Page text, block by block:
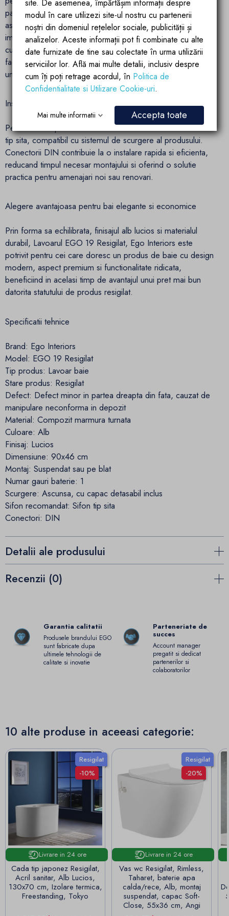
pastrand un aspect ordonat si functional. Scurgerea este
ascunsa sub un capac detasabil inclus, detaliu care
imbunatateste estetica generala si contribuie la o imagine
curata, fara elemente tehnice vizibile. Capacul detasabil
faciliteaza accesul pentru curatare, ajutand la mentinerea
unei igiene corespunzatoare in zona de scurgere.
Instalare practica si compatibilitate cu sifon tip sita
Pentru acest tip de lavoar se recomanda utilizarea unui sifon
tip sita, compatibil cu sistemul de scurgere al produsului.
Conectorii DIN contribuie la o instalare rapida si eficienta,
reducand timpul necesar montajului si oferind o solutie
practica pentru amenajari noi sau renovari.
Alegere avantajoasa pentru bai elegante si economice
Prin forma sa echilibrata, finisajul alb lucios si materialul
durabil, Lavoarul EGO 19 Resigilat, Ego Interiors este
potrivit pentru cei care doresc un produs de baie cu design
modern, aspect premium si functionalitate ridicata,
beneficiind in acelasi timp de avantajul unui pret mai bun
datorita statutului de produs resigilat.
Specificatii tehnice
Brand: Ego Interiors
Model: EGO 19 Resigilat
Tip produs: Lavoar baie
Stare produs: Resigilat
Defect: Defect minor in partea dreapta din fata, cauzat de
manipulare neconforma in depozit
Material: Compozit marmura turnata
Culoare: Alb
Finisaj: Lucios
Dimensiune: 90x46 cm
Montaj: Suspendat sau pe blat
Numar gauri baterie: 1
Scurgere: Ascunsa, cu capac detasabil inclus
Sifon recomandat: Sifon tip sita
Conectori: DIN
Detalii ale produsului
Recenzii (0)
Garantia calitatii
Produsele brandului EGO
sunt fabricate dupa
ultimele tehnologii de
calitate si inovatie
Parteneriate de
succes
Account manager
pregatit si dedicat
partenerilor si
colaboratorilor
10 alte produse in aceeasi categorie:
Resigilat
-10%
Livrare in 24 ore
Cada tip japonez Resigilat,
Acril sanitar, Alb Lucios,
130x70 cm, Izolare termica,
Freestanding, Tokyo
Resigilat
-20%
Livrare in 24 ore
Vas wc Resigilat, Rimless,
Taharet, baterie apa
calda/rece, Alb, montaj
suspendat, capac Soft-
Close, 55x36 cm, Angi
site. De asemenea, împărtășim informații despre
modul în care utilizezi site-ul nostru cu partenerii
noștri din domeniul rețelelor sociale, publicității și
analizelor. Aceste informații pot fi combinate cu alte
date furnizate de tine sau colectate în urma utilizării
serviciilor lor. Află mai multe detalii, inclusiv despre
cum îți poți retrage acordul, în Politica de
Confidentialitate si Utilizare Cookie-uri.
Mai multe informatii Accepta toate